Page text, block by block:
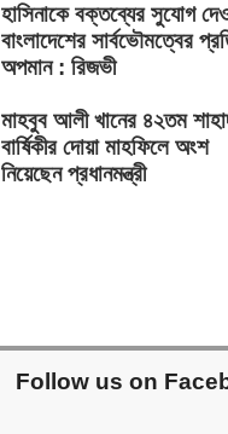
হাসিনাকে বক্তব্যের সুযোগ
বাংলাদেশের সার্বভৌমত্বের
অপমান : রিজভী
মাহবুব আলী খানের ৪২তম
বার্ষিকীর দোয়া মাহফিলে অংশ
নিয়েছেন প্রধানমন্ত্রী
Follow us on